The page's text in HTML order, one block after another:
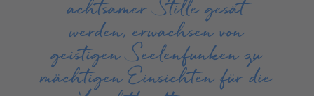
achtsamer Stille gesät
werden, erwachsen von
geistigen Seelenfunken zu
mächtigen Einsichten für die